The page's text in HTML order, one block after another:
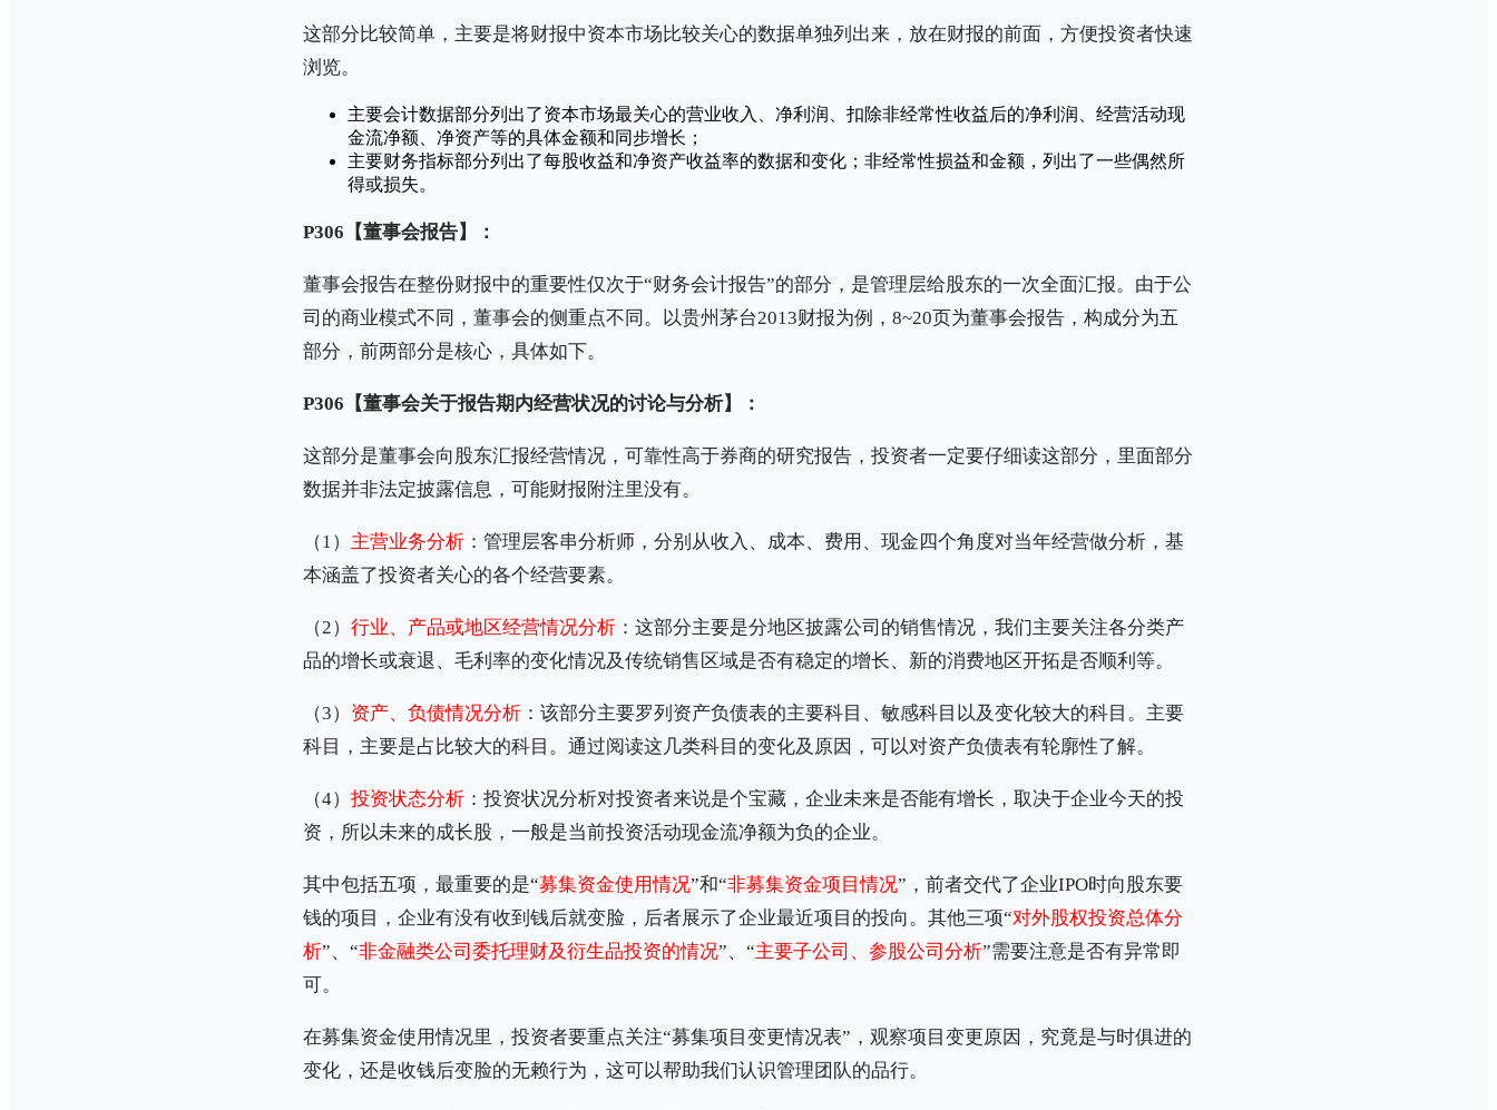
这部分比较简单，主要是将财报中资本市场比较关心的数据单独列出来，放在财报的前面，方便投资者快速
浏览。
主要会计数据部分列出了资本市场最关心的营业收入、净利润、扣除非经常性收益后的净利润、经营活动现
金流净额、净资产等的具体金额和同步增长；
主要财务指标部分列出了每股收益和净资产收益率的数据和变化；非经常性损益和金额，列出了一些偶然所
得或损失。
P306【董事会报告】：
董事会报告在整份财报中的重要性仅次于“财务会计报告”的部分，是管理层给股东的一次全面汇报。由于公
司的商业模式不同，董事会的侧重点不同。以贵州茅台2013财报为例，8~20页为董事会报告，构成分为五
部分，前两部分是核心，具体如下。
P306【董事会关于报告期内经营状况的讨论与分析】：
这部分是董事会向股东汇报经营情况，可靠性高于券商的研究报告，投资者一定要仔细读这部分，里面部分
数据并非法定披露信息，可能财报附注里没有。
（1） 主营业务分析 ：管理层客串分析师，分别从收入、成本、费用、现金四个角度对当年经营做分析，基
本涵盖了投资者关心的各个经营要素。
（2） 行业、产品或地区经营情况分析 ：这部分主要是分地区披露公司的销售情况，我们主要关注各分类产
品的增长或衰退、毛利率的变化情况及传统销售区域是否有稳定的增长、新的消费地区开拓是否顺利等。
（3） 资产、负债情况分析 ：该部分主要罗列资产负债表的主要科目、敏感科目以及变化较大的科目。主要
科目，主要是占比较大的科目。通过阅读这几类科目的变化及原因，可以对资产负债表有轮廓性了解。
（4） 投资状态分析 ：投资状况分析对投资者来说是个宝藏，企业未来是否能有增长，取决于企业今天的投
资，所以未来的成长股，一般是当前投资活动现金流净额为负的企业。
其中包括五项，最重要的是“募集资金使用情况”和“非募集资金项目情况”，前者交代了企业IPO时向股东要
钱的项目，企业有没有收到钱后就变脸，后者展示了企业最近项目的投向。其他三项“对外股权投资总体分
析”、“非金融类公司委托理财及衍生品投资的情况”、“主要子公司、参股公司分析”需要注意是否有异常即
可。
在募集资金使用情况里，投资者要重点关注“募集项目变更情况表”，观察项目变更原因，究竟是与时俱进的
变化，还是收钱后变脸的无赖行为，这可以帮助我们认识管理团队的品行。